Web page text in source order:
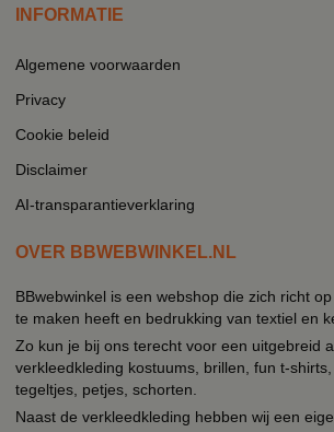
INFORMATIE
Algemene voorwaarden
Privacy
Cookie beleid
Disclaimer
AI-transparantieverklaring
OVER BBWEBWINKEL.NL
BBwebwinkel is een webshop die zich richt
te maken heeft en bedrukking van textiel en
Zo kun je bij ons terecht voor een uitgebreid
verkleedkleding kostuums, brillen, fun t-shirts,
tegeltjes, petjes, schorten.
Naast de verkleedkleding hebben wij een